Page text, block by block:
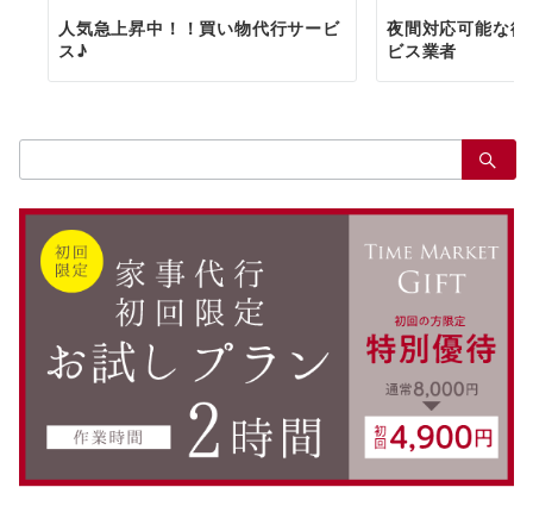
人気急上昇中！！買い物代行サービ
ス♪
夜間対応可能な
ビス業者
索：